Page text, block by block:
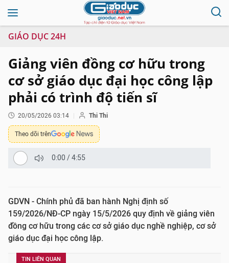
GIÁO DỤC 24H
Giảng viên đồng cơ hữu trong
cơ sở giáo dục đại học công lập
phải có trình độ tiến sĩ
20/05/2026 03:14 Thi Thi
Theo dõi trên
0:00 /4:55
GDVN - Chính phủ đã ban hành Nghị định số
159/2026/NĐ-CP ngày 15/5/2026 quy định về giảng viên
đồng cơ hữu trong các cơ sở giáo dục nghề nghiệp, cơ sở
giáo dục đại học công lập.
TIN LIÊN QUAN